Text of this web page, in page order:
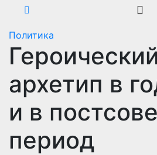
Политика
архетип в
и в
период